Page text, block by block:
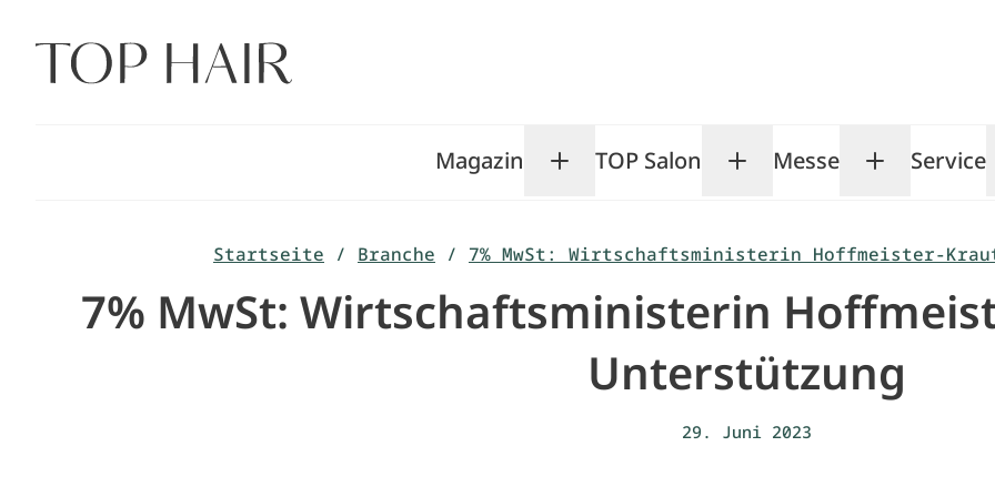
Inhalt
springen
Magazin Toggle Magazin submenu
TOP Salon Toggle TOP Salon
Messe ToggleService
Startseite / Branche / 7% MwSt: Wirtschaftsministerin Hoffmeister-
7% MwSt: Wirtschaftsministerin
Unterstützung
29. Juni 2023